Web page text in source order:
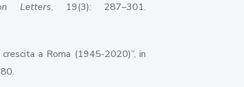
Letters, 19(3): 287–301.
crescita a Roma (1945-2020)”, in